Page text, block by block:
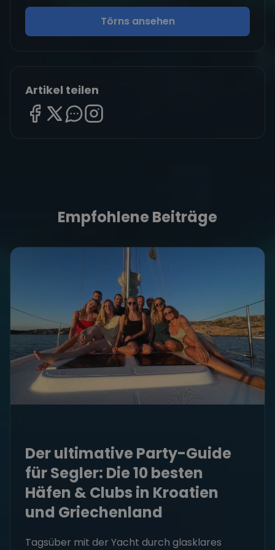
Törns ansehen
Artikel teilen
Empfohlene Beiträge
Der ultimative Party-Guide
für Segler: Die 10 besten
Häfen & Clubs in Kroatien
und Griechenland
Tagsüber mit der Yacht durch glasklares